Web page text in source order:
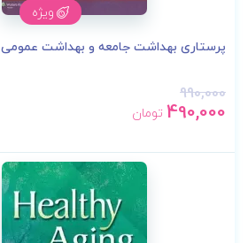
ویژه
پرستاری بهداشت جامعه و بهداشت عمومی 2014 | Communi...
990,000
490,000 تومان